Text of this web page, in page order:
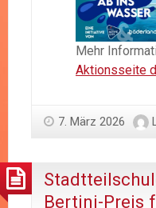
Mehr
Aktionsseite
7. März 2026
Bertini-Preis